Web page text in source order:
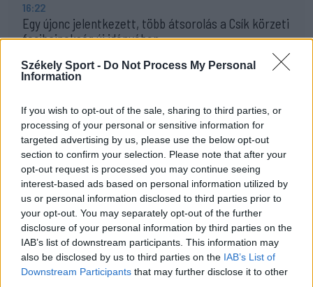
Székely Sport - Do Not Process My Personal
Information
If you wish to opt-out of the sale, sharing to third parties, or
processing of your personal or sensitive information for
targeted advertising by us, please use the below opt-out
section to confirm your selection. Please note that after your
opt-out request is processed you may continue seeing
interest-based ads based on personal information utilized by
us or personal information disclosed to third parties prior to
your opt-out. You may separately opt-out of the further
disclosure of your personal information by third parties on the
IAB’s list of downstream participants. This information may
also be disclosed by us to third parties on the IAB’s List of
Downstream Participants that may further disclose it to other
16:22
Egy újonc jelentkezett, több átsorolás a Csík körzeti
focibajnokság új idényében
14:52
Nem kell senkinek állnia, idegenbeli meccsekkel
13:57
Corbu góljától hangos a román és a magyar sajtó,
válogatott meghívót sürgetnek
12:36
Új korszak a Sepsi OSK II-nél, fiatalos hévvel épül a
jövő csapata
11:24
Székelyföldi játékosokkal készül a női válogatott a
FOTE-ra